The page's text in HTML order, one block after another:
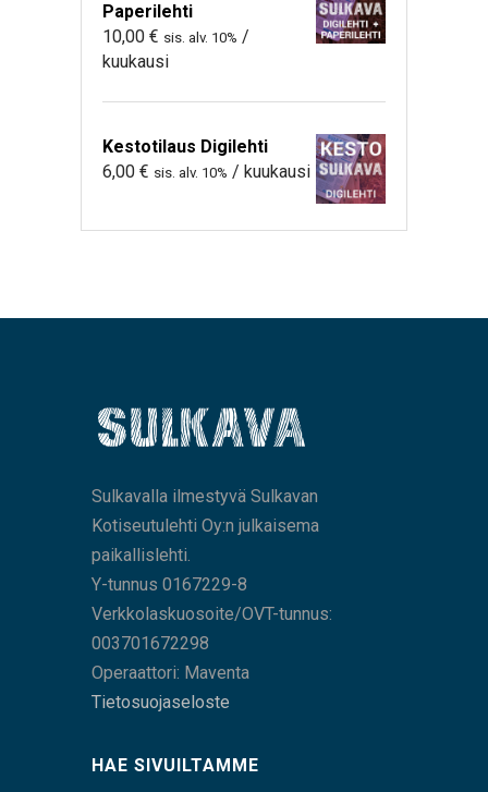
Paperilehti
10,00 € sis. alv. 10% /
kuukausi
Kestotilaus Digilehti
6,00 € sis. alv. 10% / kuukausi
Sulkavalla ilmestyvä Sulkavan
Kotiseutulehti Oy:n julkaisema
paikallislehti.
Y-tunnus 0167229-8
Verkkolaskuosoite/OVT-tunnus:
003701672298
Operaattori: Maventa
Tietosuojaseloste
HAE SIVUILTAMME